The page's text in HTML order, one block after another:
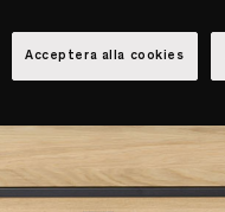
Acceptera alla cookies